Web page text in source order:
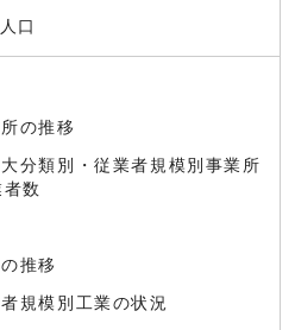
口
推移
別・従業者規模別事業所
数
移
模別工業の状況